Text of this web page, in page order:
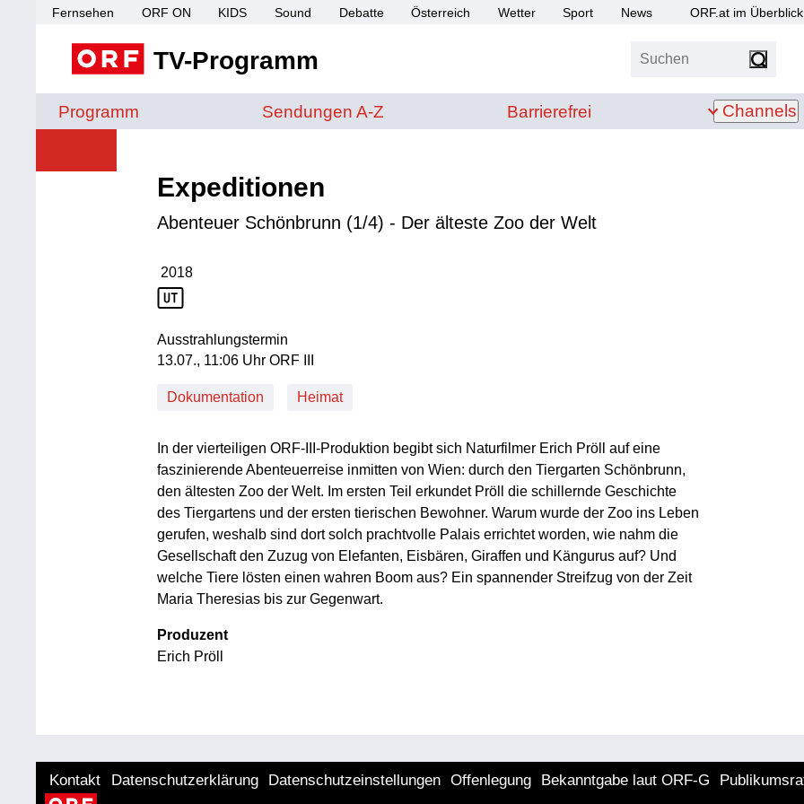
Fernsehen ORF ON KIDS Sound Debatte Österreich Wetter Sport News ORF.at im Überblick
TV-Programm Suchen
Programm Sendungen von A bis Z
Sendungen A-Z Barrierefrei
Barrierefrei Channels
Expeditionen
Abenteuer Schönbrunn (1/4) - Der älteste Zoo der Welt
Produktionsjahr: 2018
2018
Ausstrahlungstermin
13. Juli, 11:06 Uhr in ORF III
13.07., 11:06 Uhr ORF III
Dokumentation Heimat
In der vierteiligen ORF-III-Produktion begibt sich Naturfilmer Erich Pröll auf eine
faszinierende Abenteuerreise inmitten von Wien: durch den Tiergarten Schönbrunn,
den ältesten Zoo der Welt. Im ersten Teil erkundet Pröll die schillernde Geschichte
des Tiergartens und der ersten tierischen Bewohner. Warum wurde der Zoo ins Leben
gerufen, weshalb sind dort solch prachtvolle Palais errichtet worden, wie nahm die
Gesellschaft den Zuzug von Elefanten, Eisbären, Giraffen und Kängurus auf? Und
welche Tiere lösten einen wahren Boom aus? Ein spannender Streifzug von der Zeit
Maria Theresias bis zur Gegenwart.
Produzent
Erich Pröll
Kontakt Datenschutzerklärung Datenschutzeinstellungen Offenlegung Bekanntgabe laut ORF-G